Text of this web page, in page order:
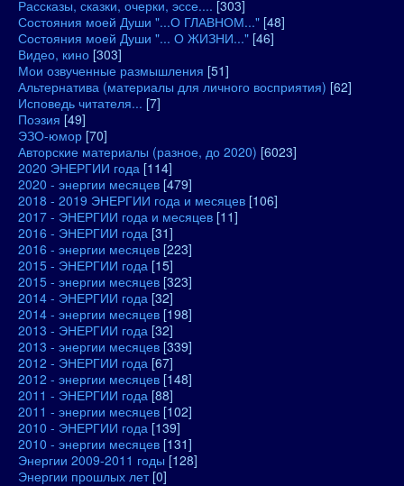
Рассказы, сказки, очерки, эссе.... [303]
Состояния моей Души "...О ГЛАВНОМ..." [48]
Состояния моей Души "... О ЖИЗНИ..." [46]
Видео, кино [303]
Мои озвученные размышления [51]
Альтернатива (материалы для личного восприятия) [62]
Исповедь читателя... [7]
Поэзия [49]
ЭЗО-юмор [70]
Авторские материалы (разное, до 2020) [6023]
2020 ЭНЕРГИИ года [114]
2020 - энергии месяцев [479]
2018 - 2019 ЭНЕРГИИ года и месяцев [106]
2017 - ЭНЕРГИИ года и месяцев [11]
2016 - ЭНЕРГИИ года [31]
2016 - энергии месяцев [223]
2015 - ЭНЕРГИИ года [15]
2015 - энергии месяцев [323]
2014 - ЭНЕРГИИ года [32]
2014 - энергии месяцев [198]
2013 - ЭНЕРГИИ года [32]
2013 - энергии месяцев [339]
2012 - ЭНЕРГИИ года [67]
2012 - энергии месяцев [148]
2011 - ЭНЕРГИИ года [88]
2011 - энергии месяцев [102]
2010 - ЭНЕРГИИ года [139]
2010 - энергии месяцев [131]
Энергии 2009-2011 годы [128]
Энергии прошлых лет [0]